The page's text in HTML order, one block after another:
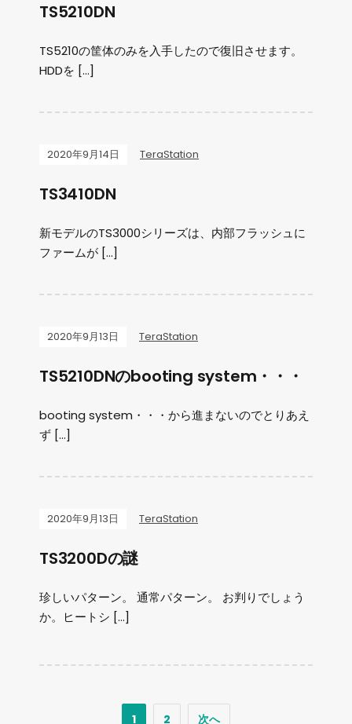
TS5210DN
TS5210の筐体のみを入手したので復旧させます。
HDDを […]
2020年9月14日 TeraStation
TS3410DN
新モデルのTS3000シリーズは、内部フラッシュに
ファームが […]
2020年9月13日 TeraStation
TS5210DNのbooting system・・・
booting system・・・から進まないのでとりあえ
ず […]
2020年9月13日 TeraStation
TS3200Dの謎
珍しいパターン。 通常パターン。 お判りでしょう
か。ヒートシ […]
1 2 次へ